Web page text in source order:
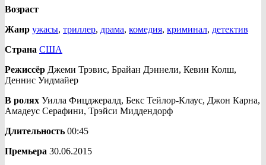
Возраст
Жанр ужасы, триллер, драма, комедия, криминал, детектив
Страна США
Режиссёр Джеми Трэвис, Брайан Дэннели, Кевин Колш,
Деннис Уидмайер
В ролях Уилла Фицджералд, Бекс Тейлор-Клаус, Джон Карна,
Амадеус Серафини, Трэйси Миддендорф
Длительность 00:45
Премьера 30.06.2015